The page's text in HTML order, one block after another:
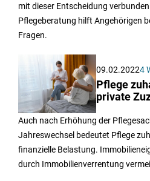
mit dieser Entscheidung
Pflegeberatung hilft Angehörigen
Fragen.
09.02.20224
Pflege
private
Auch nach Erhöhung der
Jahreswechsel bedeutet Pflege
finanzielle Belastung.
durch Immobilienverrentung